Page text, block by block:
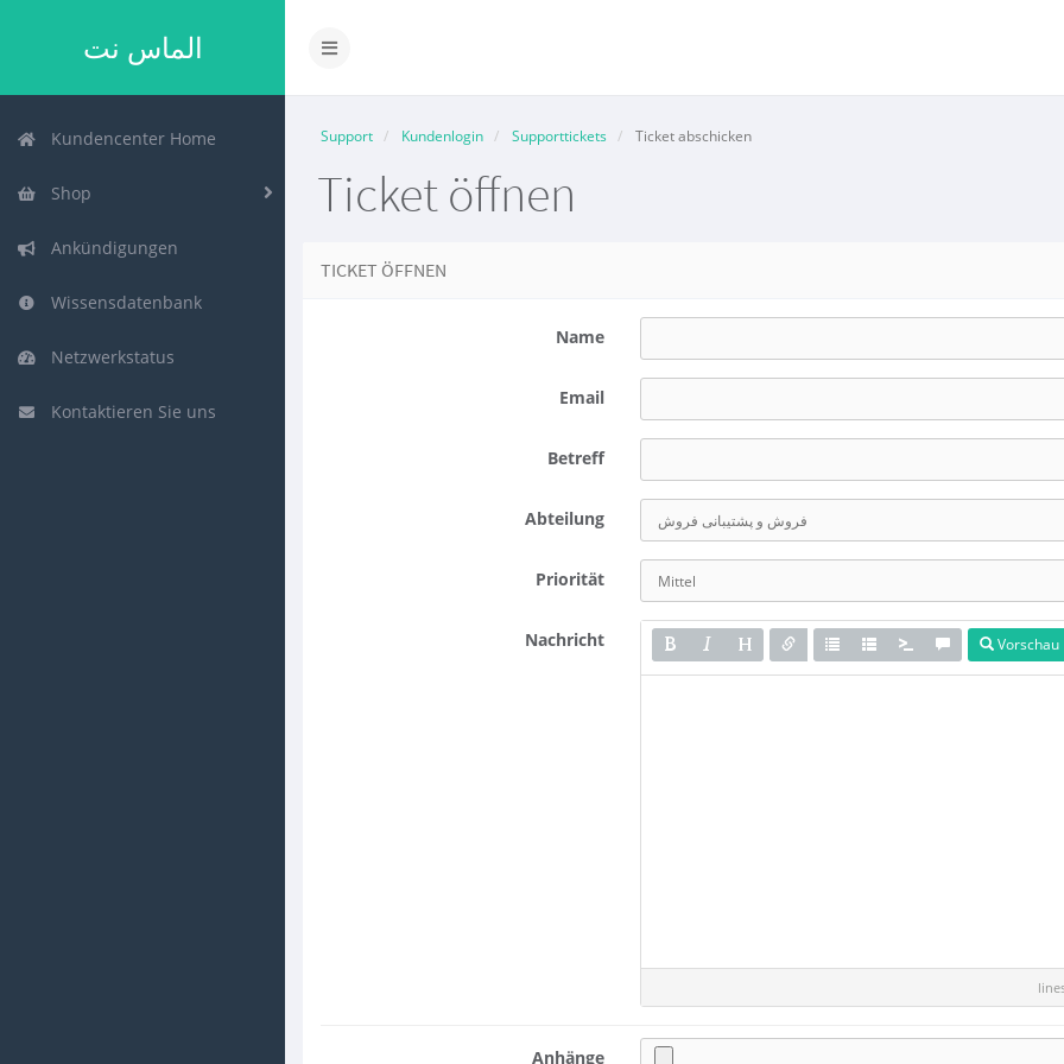
الماس نت
Navigation
Kundencenter Home
Shop
Ankündigungen
Wissensdatenbank
Netzwerkstatus
Kontaktieren Sie uns
Support Kundenlogin Supporttickets Ticket abschicken
Ticket öffnen
TICKET ÖFFNEN
Name
Email
Betreff
Abteilung
Priorität
Nachricht Vorschau
Anhänge